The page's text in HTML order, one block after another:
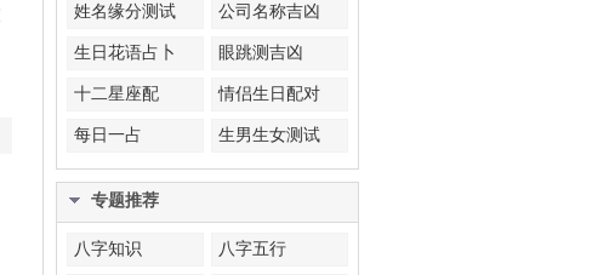
姓名缘分测试 公司名称吉凶
生日花语占卜 眼跳测吉凶
十二星座配 情侣生日配对
每日一占 生男生女测试
专题推荐
八字知识 八字五行